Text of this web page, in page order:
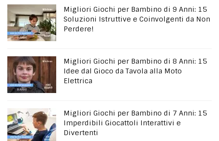
Migliori Giochi per Bambino di 9 Anni: 15
Soluzioni Istruttive e Coinvolgenti da Non
Perdere!
Migliori Giochi per Bambino di 8 Anni: 15
Idee dal Gioco da Tavola alla Moto
Elettrica
Migliori Giochi per Bambino di 7 Anni: 15
Imperdibili Giocattoli Interattivi e
Divertenti